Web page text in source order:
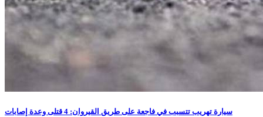
سيارة تهريب تتسبب في فاجعة على طريق القيروان: 4 قتلى وعدة إصابات